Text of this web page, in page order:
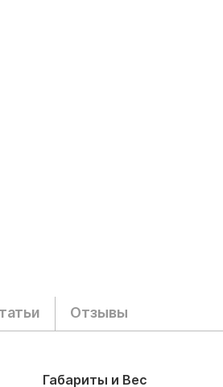
Отзывы
Габариты и Вес